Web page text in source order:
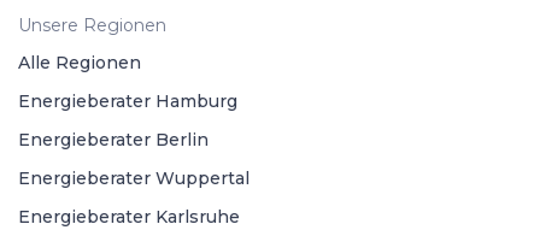
Unsere Regionen
Alle Regionen
Energieberater Hamburg
Energieberater Berlin
Energieberater Wuppertal
Energieberater Karlsruhe